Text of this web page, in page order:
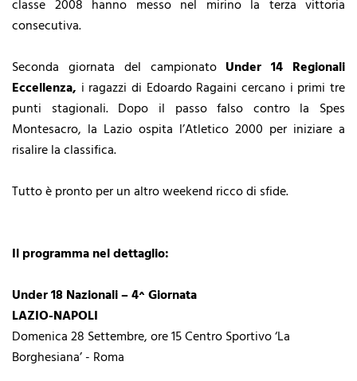
classe 2008 hanno messo nel mirino la terza vittoria
consecutiva.
Seconda giornata del campionato Under 14 Regionali
Eccellenza, i ragazzi di Edoardo Ragaini cercano i primi tre
punti stagionali. Dopo il passo falso contro la Spes
Montesacro, la Lazio ospita l’Atletico 2000 per iniziare a
risalire la classifica.
Tutto è pronto per un altro weekend ricco di sfide.
Il programma nel dettaglio:
Under 18 Nazionali – 4^ Giornata
LAZIO-NAPOLI
Domenica 28 Settembre, ore 15 Centro Sportivo ‘La
Borghesiana’ - Roma